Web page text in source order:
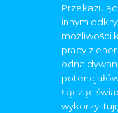
innym
możliwości
pracy z
Łącząc